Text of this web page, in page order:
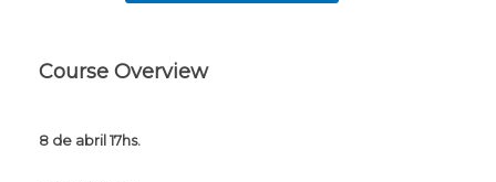
Course Overview
8 de abril 17hs.